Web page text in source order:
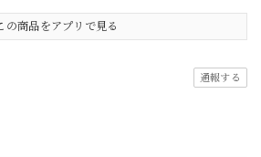
の商品をアプリで見る
通報する